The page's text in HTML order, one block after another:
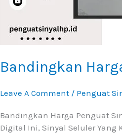
Bandingkan
Leave A Comment / Penguat
Bandingkan Harga Penguat
Digital Ini, Sinyal Seluler Yang